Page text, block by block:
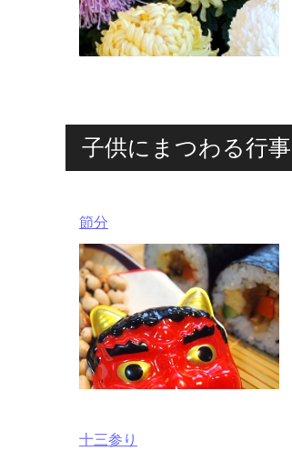
子供にまつわる行事
節分
十三参り